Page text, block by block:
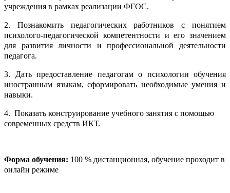
учреждения в рамках реализации ФГОС.
2. Познакомить педагогических работников с понятием
психолого-педагогической компетентности и его значением
для развития личности и профессиональной деятельности
педагога.
3. Дать предоставление педагогам о психологии обучения
иностранным языкам, сформировать необходимые умения и
навыки.
4. Показать конструирование учебного занятия с помощью
современных средств ИКТ.
Форма обучения: 100 % дистанционная, обучение проходит в
онлайн режиме